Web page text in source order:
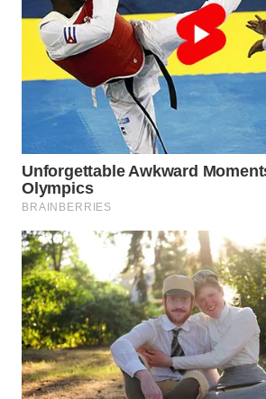
WN
LABUHANBATU
WN
TAPANULI
TENGAH
WN DELI
SERDANG
WN
TEBING
TINGGI
WN
PAKPAK
WN